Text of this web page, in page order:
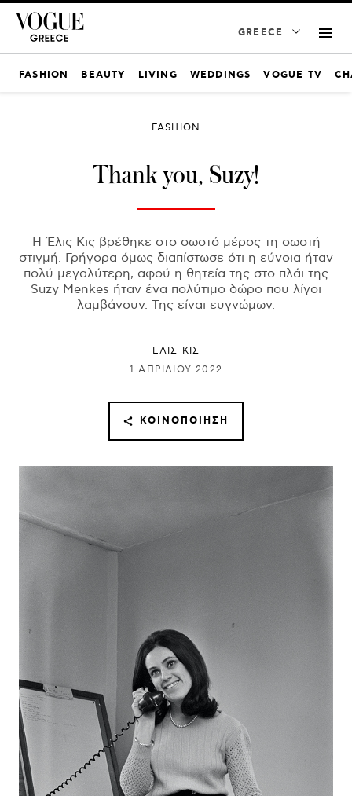
GREECE
FASHION BEAUTY LIVING WEDDINGS VOGUE TV
FASHION
Thank you, Suzy!
Η Έλις Κις βρέθηκε στο σωστό μέρος τη σωστή
στιγμή. Γρήγορα όμως διαπίστωσε ότι η εύνοια ήταν
πολύ μεγαλύτερη, αφού η θητεία της στο πλάι της
Suzy Menkes ήταν ένα πολύτιμο δώρο που λίγοι
λαμβάνουν. Της είναι ευγνώμων.
ΕΛΙΣ ΚΙΣ
1 ΑΠΡΙΛΊΟΥ 2022
ΚΟΙΝΟΠΟΊΗΣΗ